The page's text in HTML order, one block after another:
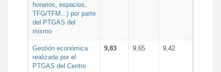
horarios, espacios,
TFG/TFM...) por parte
del PTGAS del
mismo
Gestión económica
realizada por el
PTGAS del Centro
9,83 9,65 9,42